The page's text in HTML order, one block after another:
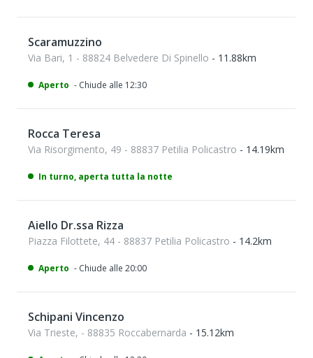
Scaramuzzino
Via Bari, 1 - 88824 Belvedere Di Spinello - 11.88km
Aperto - Chiude alle 12:30
Rocca Teresa
Via Risorgimento, 49 - 88837 Petilia Policastro - 14.19km
In turno, aperta tutta la notte
Aiello Dr.ssa Rizza
Piazza Filottete, 44 - 88837 Petilia Policastro - 14.2km
Aperto - Chiude alle 20:00
Schipani Vincenzo
Via Trieste, - 88835 Roccabernarda - 15.12km